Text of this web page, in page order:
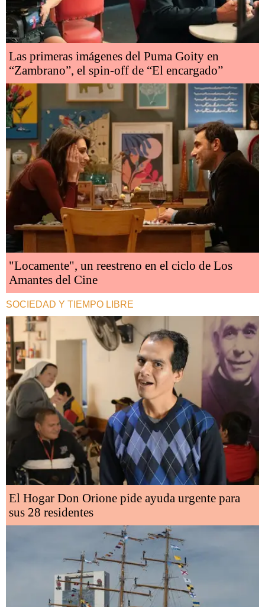
Las primeras imágenes del Puma Goity en
“Zambrano”, el spin-off de “El encargado”
"Locamente", un reestreno en el ciclo de Los
Amantes del Cine
SOCIEDAD Y TIEMPO LIBRE
El Hogar Don Orione pide ayuda urgente para
sus 28 residentes